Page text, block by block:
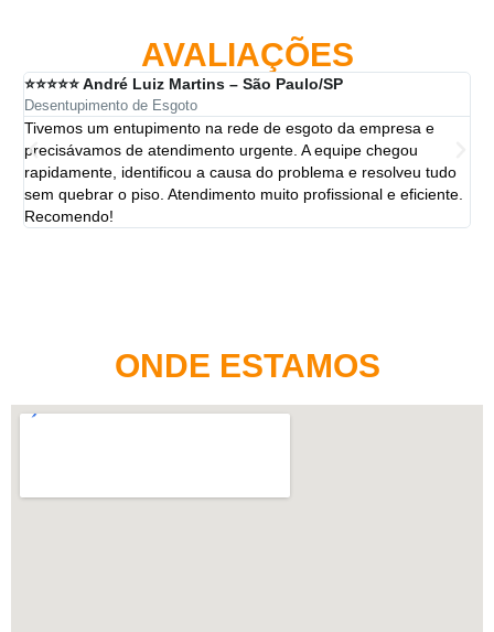
AVALIAÇÕES
⭐⭐⭐⭐⭐ André Luiz Martins – São Paulo/SP
Desentupimento de Esgoto
Tivemos um entupimento na rede de esgoto da empresa e
precisávamos de atendimento urgente. A equipe chegou
rapidamente, identificou a causa do problema e resolveu tudo
sem quebrar o piso. Atendimento muito profissional e eficiente.
Recomendo!
ONDE ESTAMOS